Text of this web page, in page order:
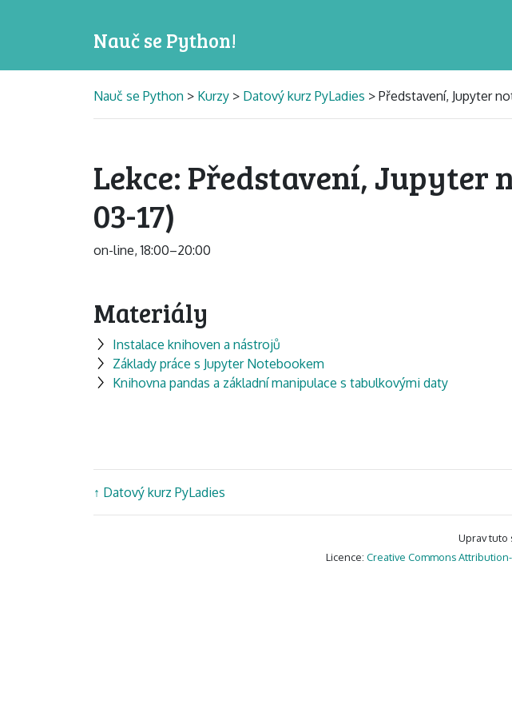
Nauč se Python!
Nauč se Python > Kurzy > Datový kurz PyLadies > Představení, Jupyter
Lekce: Představení, Jupyter
03-17)
on-line, 18:00–20:00
Materiály
Instalace knihoven a nástrojů
Základy práce s Jupyter Notebookem
Knihovna pandas a základní manipulace s tabulkovými daty
↑ Datový kurz PyLadies
Uprav tuto
Licence: Creative Commons